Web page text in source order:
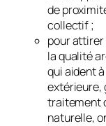
de
collectif ;
pour attirer
la qualité
qui aident
extérieure,
traitement
naturelle,